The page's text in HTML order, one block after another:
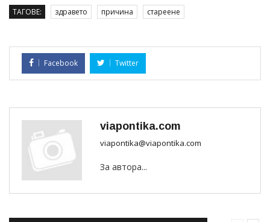
ТАГОВЕ: здравето причина стареене
Facebook Twitter
viapontika.com
viapontika@viapontika.com
За автора...